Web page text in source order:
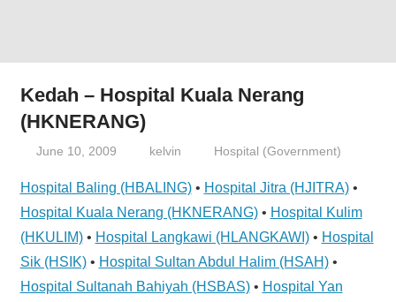
Kedah – Hospital Kuala Nerang
(HKNERANG)
June 10, 2009 kelvin Hospital (Government)
Hospital Baling (HBALING)• Hospital Jitra (HJITRA)•
Hospital Kuala Nerang (HKNERANG)• Hospital Kulim
(HKULIM)• Hospital Langkawi (HLANGKAWI)• Hospital
Sik (HSIK)• Hospital Sultan Abdul Halim (HSAH)•
Hospital Sultanah Bahiyah (HSBAS)• Hospital Yan